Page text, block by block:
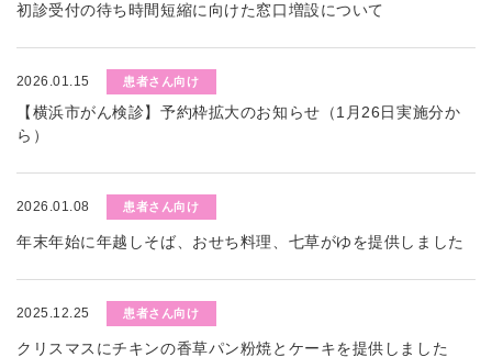
初診受付の待ち時間短縮に向けた窓口増設について
2026.01.15 患者さん向け
【横浜市がん検診】予約枠拡大のお知らせ（1月26日実施分か
ら）
2026.01.08 患者さん向け
年末年始に年越しそば、おせち料理、七草がゆを提供しました
2025.12.25 患者さん向け
クリスマスにチキンの香草パン粉焼とケーキを提供しました